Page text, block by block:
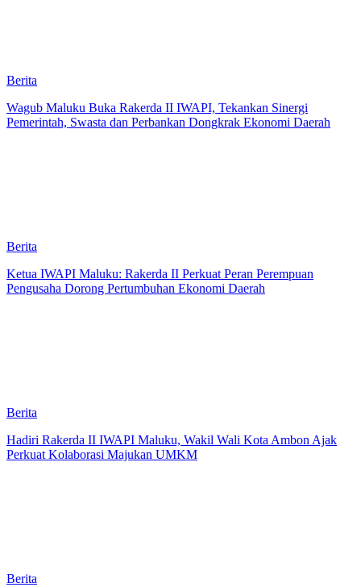
Berita
Wagub Maluku Buka Rakerda II IWAPI, Tekankan Sinergi
Pemerintah, Swasta dan Perbankan Dongkrak Ekonomi Daerah
Berita
Ketua IWAPI Maluku: Rakerda II Perkuat Peran Perempuan
Pengusaha Dorong Pertumbuhan Ekonomi Daerah
Berita
Hadiri Rakerda II IWAPI Maluku, Wakil Wali Kota Ambon Ajak
Perkuat Kolaborasi Majukan UMKM
Berita